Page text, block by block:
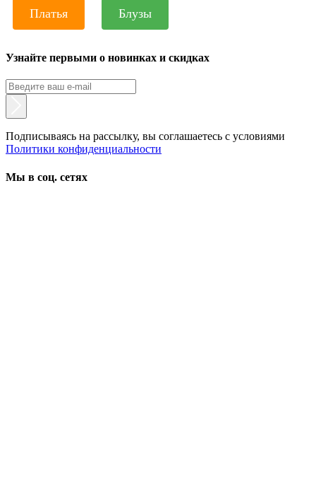
Платья Блузы
Узнайте первыми о новинках и скидках
Подписываясь на рассылку, вы соглашаетесь с условиями
Политики конфиденциальности
Мы в соц. сетях